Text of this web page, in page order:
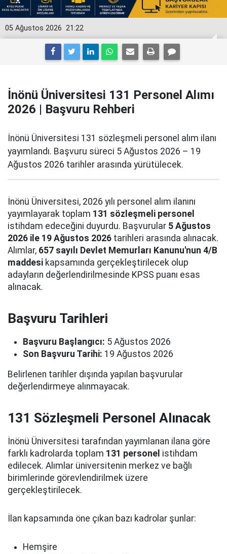
21:22
05 Ağustos 2026
İnönü Üniversitesi 131 Personel Alımı
2026 | Başvuru Rehberi
İnönü Üniversitesi 131 sözleşmeli personel alım ilanı
yayımlandı. Başvuru süreci 5 Ağustos 2026 – 19
Ağustos 2026 tarihler arasında yürütülecek.
İnönü Üniversitesi, 2026 yılı personel alım ilanını
yayımlayarak toplam 131 sözleşmeli personel
istihdam edeceğini duyurdu. Başvurular 5 Ağustos
2026 ile 19 Ağustos 2026 tarihleri arasında alınacak.
Alımlar, 657 sayılı Devlet Memurları Kanunu'nun 4/B
maddesi kapsamında gerçekleştirilecek olup
adayların değerlendirilmesinde KPSS puanı esas
alınacak.
Başvuru Tarihleri
Başvuru Başlangıcı: 5 Ağustos 2026
Son Başvuru Tarihi: 19 Ağustos 2026
Belirlenen tarihler dışında yapılan başvurular
değerlendirmeye alınmayacak.
131 Sözleşmeli Personel Alınacak
İnönü Üniversitesi tarafından yayımlanan ilana göre
farklı kadrolarda toplam 131 personel istihdam
edilecek. Alımlar üniversitenin merkez ve bağlı
birimlerinde görevlendirilmek üzere
gerçekleştirilecek.
İlan kapsamında öne çıkan bazı kadrolar şunlar:
Hemşire